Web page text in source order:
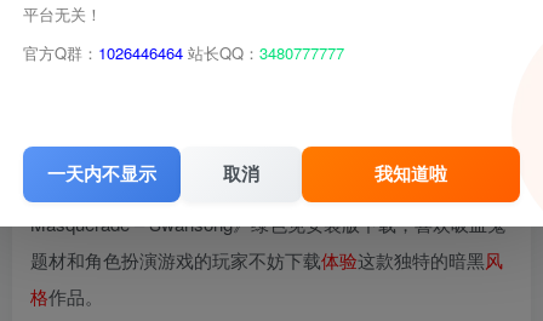
结语
Mr.Cheese已整理
好《吸血鬼：避世-绝唱/Vampire: The
Masquerade – Swansong》绿色免安装版下载，喜欢吸血鬼
题材和角色扮演游戏的玩家不妨下载体验这款独特的暗黑风
格作品。
平台无关！
官方Q群： 1026446464 站长QQ： 3480777777
一天内不显示 取消 我知道啦